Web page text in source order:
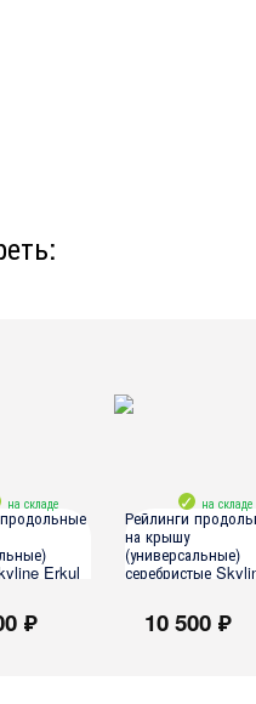
на складе
Erkul
₽
на складе
Рейлинги
на крышу
(универсальные)
серебристые
10 500 ₽